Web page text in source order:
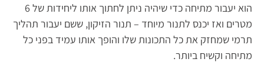
הוא יעבור מתיחה כדי שיהיה ניתן לחתוך אותו ליחידות של 6
מטרים ואז יכנס לתנור מיוחד – תנור הזיקון, ששם יעבור תהליך
תרמי שמחזק את כל התכונות שלו והופך אותו עמיד בפני כל
מתיחה וקשיח ביותר.